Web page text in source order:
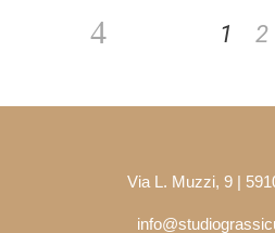
1 2
Via L. Muzzi, 9 |